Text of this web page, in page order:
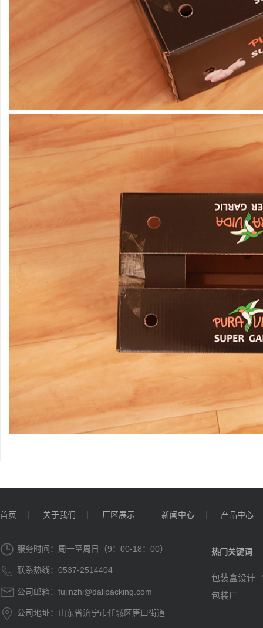
首页 关于我们 厂区展示 新闻中心 产品中心
 服务时间：周一至周日（9：00-18：00）
 联系热线：0537-2514404
 公司邮箱：fujinzhi@dalipacking.com
 公司地址：山东省济宁市任城区唐口街道
热门关键词
包装盒设计
包装厂